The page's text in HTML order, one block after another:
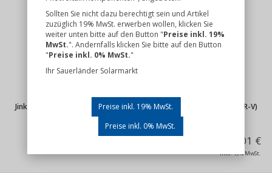
Jinko Solar Tiger Neo N-Type 54HL4R-V 445 Watt (JKM445N-54HL4R-V)
94,01 €
inkl. 19% MwSt.
Sollten Sie nicht dazu berechtigt sein und Artikel
zuzüglich 19% MwSt. erwerben wollen, klicken Sie
weiter unten bitte auf den Button "Preise inkl. 19%
MwSt.". Andernfalls klicken Sie bitte auf den Button
"Preise inkl. 0% MwSt."
Ihr Sauerländer Solarmarkt
Preise inkl. 19% MwSt.
Preise inkl. 0% MwSt.